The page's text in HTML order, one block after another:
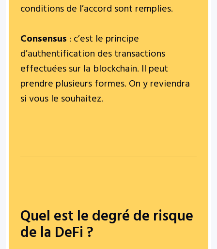
conditions de l’accord sont remplies.
Consensus: c’est le principe
d’authentification des transactions
effectuées sur la blockchain. Il peut
prendre plusieurs formes. On y reviendra
si vous le souhaitez.
Quel est le degré de risque
de la DeFi ?